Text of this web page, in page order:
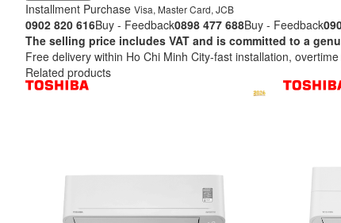
Installment Purchase Visa, Master Card, JCB
0902 820 616Buy - Feedback0898 477 688Buy - Feedback
The selling price includes VAT and is committed to a
Free delivery within Ho Chi Minh City-fast installation,
Related products